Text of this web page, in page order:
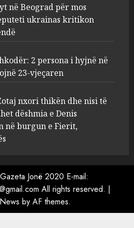
për mos njohjen e
deputeti ukrainas
presidentin: Gaboi
e rëndë në Shkodër: 2
i hyjnë në një banesë
dhunojnë 23-vjeçaren
AUGUST 10, 2026
– Zbardhet dëshmia
Denis Brajoviçit për sherrin
burgun e Fierit, pezullohen
punonjës
në Beograd për mos
ukrainas kritikon
2 persona i hyjnë në
23-vjeçaren
nxori thikën dhe nisi të
dëshmia e Denis
në burgun e Fierit,
Jonë 2020 E-mail:
All rights reserved. |
by AF themes.